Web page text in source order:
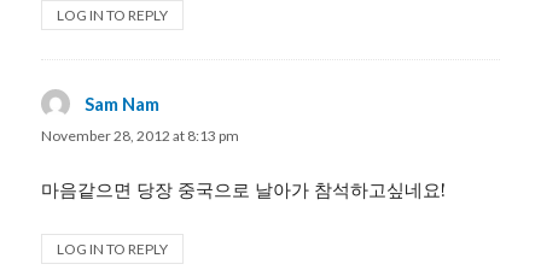
LOG IN TO REPLY
Sam Nam
November 28, 2012 at 8:13 pm
마음같으면 당장 중국으로 날아가 참석하고싶네요!
LOG IN TO REPLY